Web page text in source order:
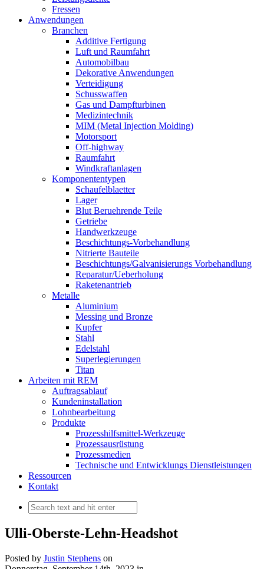
Fressen
Anwendungen
Branchen
Additive Fertigung
Luft und Raumfahrt
Automobilbau
Dekorative Anwendungen
Verteidigung
Schusswaffen
Gas und Dampfturbinen
Medizintechnik
MIM (Metal Injection Molding)
Motorsport
Off-highway
Raumfahrt
Windkraftanlagen
Komponententypen
Schaufelblaetter
Lager
Blut Beruehrende Teile
Getriebe
Handwerkzeuge
Beschichtungs-Vorbehandlung
Nitrierte Bauteile
Beschichtungs/Galvanisierungs Vorbehandlung
Reparatur/Ueberholung
Raketenantrieb
Metalle
Aluminium
Messing und Bronze
Kupfer
Stahl
Edelstahl
Superlegierungen
Titan
Arbeiten mit REM
Auftragsablauf
Kundeninstallation
Lohnbearbeitung
Produkte
Prozesshilfsmittel-Werkzeuge
Prozessausrüstung
Prozessmedien
Technische und Entwicklungs Dienstleistungen
Ressourcen
Kontakt
Ulli-Oberste-Lehn-Headshot
Posted by Justin Stephens on